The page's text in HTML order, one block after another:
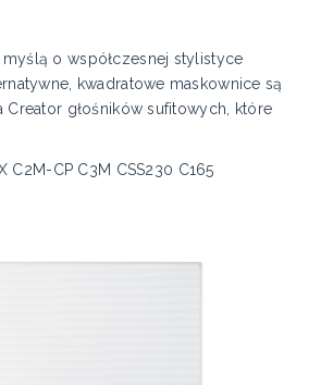
o współczesnej stylistyce
kwadratowe maskownice są
Creator głośników sufitowych, które
C2M-CP C3M CSS230 C165